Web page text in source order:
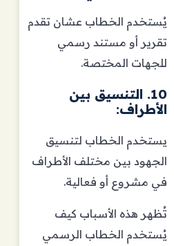
يُستخدم الخطاب عشان تقدم
تقرير أو مستند رسمي
للجهات المختصة.
10. التنسيق بين
الأطراف:
يستخدم الخطاب لتنسيق
الجهود بين مختلف الأطراف
في مشروع أو فعالية.
تُظهر هذه الأسباب كيف
يُستخدم الخطاب الرسمي